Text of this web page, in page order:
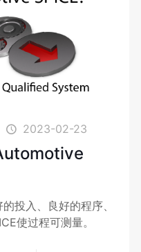
2023-02-23
投入、良好的程序、
使过程可测量。